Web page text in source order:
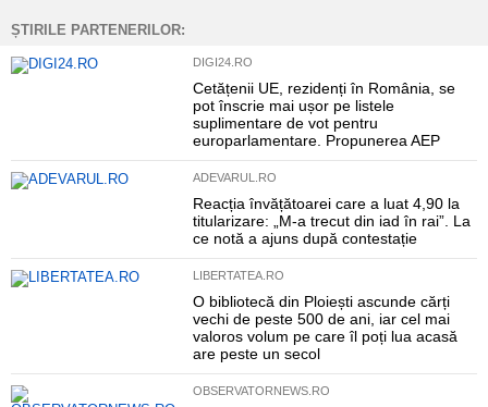
ȘTIRILE PARTENERILOR:
DIGI24.RO
Cetățenii UE, rezidenți în România, se
pot înscrie mai ușor pe listele
suplimentare de vot pentru
europarlamentare. Propunerea AEP
ADEVARUL.RO
Reacția învățătoarei care a luat 4,90 la
titularizare: „M-a trecut din iad în rai”. La
ce notă a ajuns după contestație
LIBERTATEA.RO
O bibliotecă din Ploiești ascunde cărți
vechi de peste 500 de ani, iar cel mai
valoros volum pe care îl poți lua acasă
are peste un secol
OBSERVATORNEWS.RO